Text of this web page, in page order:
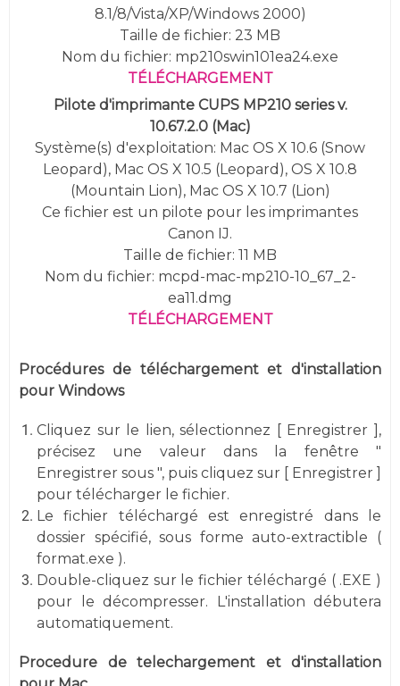
8.1/8/Vista/XP/Windows 2000)
Taille de fichier: 23 MB
Nom du fichier: mp210swin101ea24.exe
TÉLÉCHARGEMENT
Pilote d'imprimante CUPS MP210 series v.
10.67.2.0 (Mac)
Système(s) d'exploitation: Mac OS X 10.6 (Snow
Leopard), Mac OS X 10.5 (Leopard), OS X 10.8
(Mountain Lion), Mac OS X 10.7 (Lion)
Ce fichier est un pilote pour les imprimantes
Canon IJ.
Taille de fichier: 11 MB
Nom du fichier: mcpd-mac-mp210-10_67_2-
ea11.dmg
TÉLÉCHARGEMENT
Procédures de téléchargement et d'installation
pour Windows
Cliquez sur le lien, sélectionnez [ Enregistrer ],
précisez une valeur dans la fenêtre "
Enregistrer sous ", puis cliquez sur [ Enregistrer ]
pour télécharger le fichier.
Le fichier téléchargé est enregistré dans le
dossier spécifié, sous forme auto-extractible (
format.exe ).
Double-cliquez sur le fichier téléchargé ( .EXE )
pour le décompresser. L'installation débutera
automatiquement.
Procedure de telechargement et d'installation